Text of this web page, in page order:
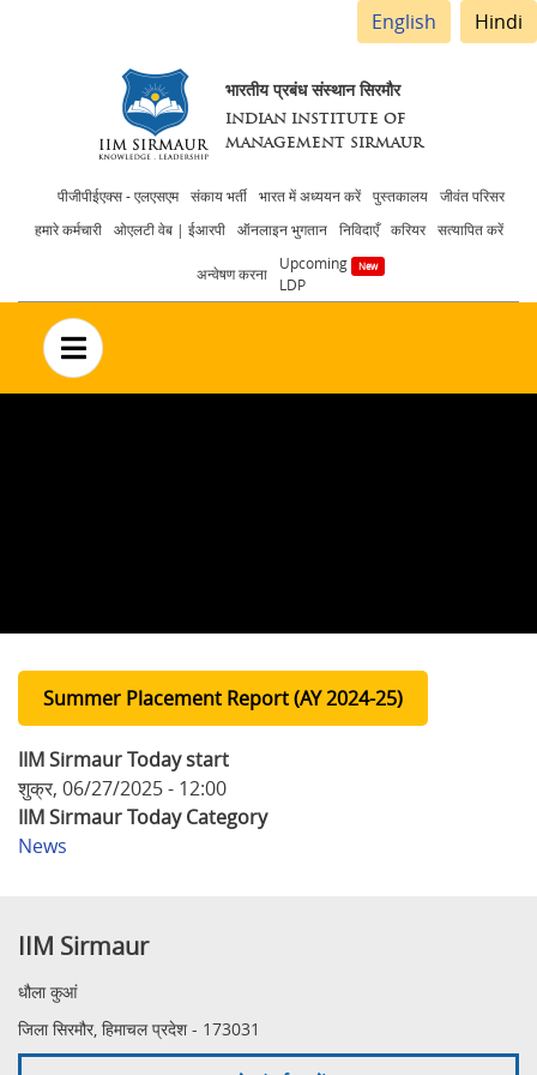
English Hindi
भारतीय प्रबंध संस्थान सिरमौर
INDIAN INSTITUTE OF
MANAGEMENT SIRMAUR
Header
menu
पीजीपीईएक्स - एलएसएम संकाय भर्ती भारत में अध्ययन करें पुस्तकालय
जीवंत परिसर
हमारे कर्मचारी
ओएलटी वेब | ईआरपी ऑनलाइन भुगतान निविदाएँ करियर सत्यापित करें
अन्वेषण करना
Upcoming
LDP
no text
Summer Placement Report (AY 2024-25)
IIM Sirmaur Today start
शुक्र, 06/27/2025 - 12:00
IIM Sirmaur Today Category
News
IIM Sirmaur
धौला कुआं
जिला सिरमौर, हिमाचल प्रदेश - 173031